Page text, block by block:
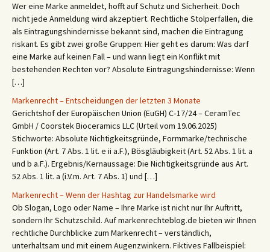
Wer eine Marke anmeldet, hofft auf Schutz und Sicherheit. Doch
nicht jede Anmeldung wird akzeptiert. Rechtliche Stolperfallen, die
als Eintragungshindernisse bekannt sind, machen die Eintragung
riskant. Es gibt zwei große Gruppen: Hier geht es darum: Was darf
eine Marke auf keinen Fall – und wann liegt ein Konflikt mit
bestehenden Rechten vor? Absolute Eintragungshindernisse: Wenn
[…]
Markenrecht – Entscheidungen der letzten 3 Monate
Gerichtshof der Europäischen Union (EuGH) C‑17/24 – CeramTec
GmbH / Coorstek Bioceramics LLC (Urteil vom 19.06.2025)
Stichworte: Absolute Nichtigkeitsgründe, Formmarke/technische
Funktion (Art. 7 Abs. 1 lit. e ii a.F.), Bösgläubigkeit (Art. 52 Abs. 1 lit. a
und b a.F.). Ergebnis/Kernaussage: Die Nichtigkeitsgründe aus Art.
52 Abs. 1 lit. a (i.V.m. Art. 7 Abs. 1) und […]
Markenrecht – Wenn der Hashtag zur Handelsmarke wird
Ob Slogan, Logo oder Name – Ihre Marke ist nicht nur Ihr Auftritt,
sondern Ihr Schutzschild. Auf markenrechteblog.de bieten wir Ihnen
rechtliche Durchblicke zum Markenrecht – verständlich,
unterhaltsam und mit einem Augenzwinkern. Fiktives Fallbeispiel: